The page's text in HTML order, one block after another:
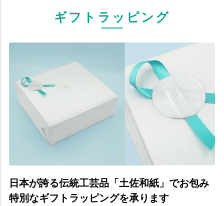
ギフトラッピング
日本が誇る伝統工芸品「土佐和紙」でお包み
特別なギフトラッピングを承ります